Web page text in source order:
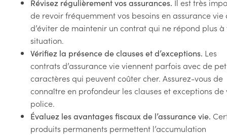
Révisez régulièrement vos assurances. Il est très
de revoir fréquemment vos besoins en assurance vie
d’éviter de maintenir un contrat qui ne répond plus à
situation.
Vérifiez la présence de clauses et d’exceptions. Les
contrats d’assurance vie viennent parfois avec de
caractères qui peuvent coûter cher. Assurez-vous de
connaître en profondeur les clauses et exceptions de
police.
Évaluez les avantages fiscaux de l’assurance vie.
produits permanents permettent l’accumulation